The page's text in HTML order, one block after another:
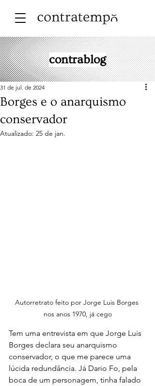
contrablog
Borges e o anarquismo
conservador
31 de jul. de 2024
Atualizado: 25 de jan.
Autorretrato feito por Jorge Luis Borges
nos anos 1970, já cego
Tem uma entrevista em que Jorge Luis
Borges declara seu anarquismo
conservador, o que me parece uma
lúcida redundância. Já Dario Fo, pela
boca de um personagem, tinha falado